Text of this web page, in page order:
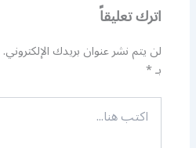
اترك تعليقاً
لن يتم نشر عنوان بريدك الإلكتروني.
بـ*
اكتب
هنا...